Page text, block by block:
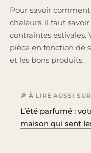
Pour savoir
chaleurs, il faut
contraintes
pièce en fonction de
et les bons produits.
🔎 À LIRE AUSSI
L’été parfumé :
maison qui sent